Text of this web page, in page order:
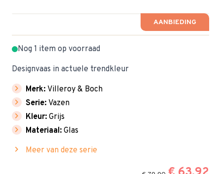
AANBIEDING
Nog 1 item op voorraad
Designvaas in actuele trendkleur
chevron_right Merk: Villeroy & Boch
chevron_right Serie: Vazen
chevron_right Kleur: Grijs
chevron_right Materiaal: Glas
chevron_right Meer van deze serie